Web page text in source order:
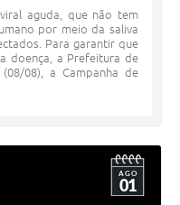
aguda, que não tem
por meio da saliva
Para garantir que
doença, a Prefeitura de
08), a Campanha de
AGO
01